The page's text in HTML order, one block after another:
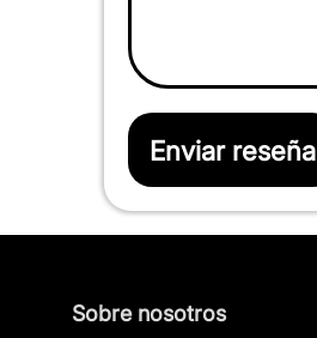
Enviar reseña
Sobre nosotros